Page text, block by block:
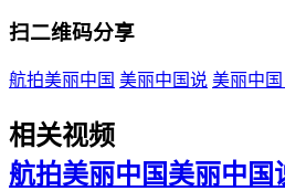
扫二维码分享
航拍美丽中国 美丽中国说 美丽中
相关视频
航拍美丽中国美丽中国